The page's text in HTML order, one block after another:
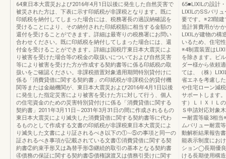
64東日本大震災および2016年4月1日以後に発生した自然災害で
被災された方は、下表に示す印紙税が非課税となります。既に
印紙税を納付してしまった場合には、税務署長の過誤納確認を
受けることにより、その納付された印紙税額に相当する金額の
還付を受けることができます。詳細は最寄りの税務署にお問い
合わせください。既に印紙税を納付してしまった場合には、還
付金を受けることができます。詳細は国税庁東日本大震災によ
り被害を受けた場合等の税金の取扱いについておよび自然災害
等により被害を受けた方が作成する契約書等に係る印紙税の取
扱いをご確認ください。非課税措置対象適用期間特別貸付けに
係る「消費貸借に関する契約書」の印紙税が非課税公的貸付機
関等または金融機関が、東日本大震災および2016年4月1日以後
に発生した指定災害により被害を受けた方に対して行う、個人
の住宅資金のための災害特別貸付けに係る「消費貸借に関する
契約書」2011年3月11日∼2031年3月31日の間に作成されるもの
東日本大震災により滅失した消費貸借に関する契約書等に代わ
るものとして作成する文書の印紙税が非課税東日本大震災によ
り滅失した文書により証されるべき以下の①∼⑤の事項と同一の
証されるべき事項が記載されている文書①消費貸借に関する契
約書②約束手形又は為替手形③継続的取引の基本となる契約書
④債務の保証に関する契約書⑤債権譲渡又は債務引受けに関す
65■LIXILの設計
LIXILのSSバリ
要です。※23階
造計算費用がか
LIXILが建物の構
いるため、住宅
※4制震装置は
を除きます。ビ
ダー様から依頼
ては、（株）
省エネを考慮し
や住宅ローン減
サポートします
す）ＬＩＸＩＬ
Ｓ申請対応対象
ー耐震等級3相
ムバリュー耐震
動解析結果報告
能表示制度にお
ション◯長期優
ける⻑期使用構